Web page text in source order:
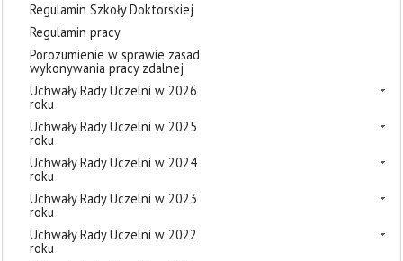
Regulamin Szkoły Doktorskiej
Regulamin pracy
Porozumienie w sprawie zasad
wykonywania pracy zdalnej
Uchwały Rady Uczelni w 2026
roku
Uchwały Rady Uczelni w 2025
roku
Uchwały Rady Uczelni w 2024
roku
Uchwały Rady Uczelni w 2023
roku
Uchwały Rady Uczelni w 2022
roku